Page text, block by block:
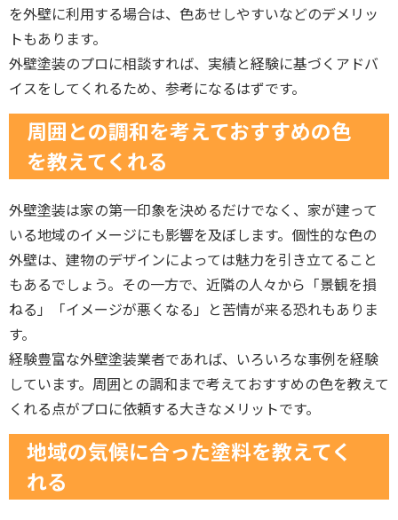
を外壁に利用する場合は、色あせしやすいなどのデメリッ
トもあります。
外壁塗装のプロに相談すれば、実績と経験に基づくアドバ
イスをしてくれるため、参考になるはずです。
周囲との調和を考えておすすめの色
を教えてくれる
外壁塗装は家の第一印象を決めるだけでなく、家が建って
いる地域のイメージにも影響を及ぼします。個性的な色の
外壁は、建物のデザインによっては魅力を引き立てること
もあるでしょう。その一方で、近隣の人々から「景観を損
ねる」「イメージが悪くなる」と苦情が来る恐れもありま
す。
経験豊富な外壁塗装業者であれば、いろいろな事例を経験
しています。周囲との調和まで考えておすすめの色を教えて
くれる点がプロに依頼する大きなメリットです。
地域の気候に合った塗料を教えてく
れる